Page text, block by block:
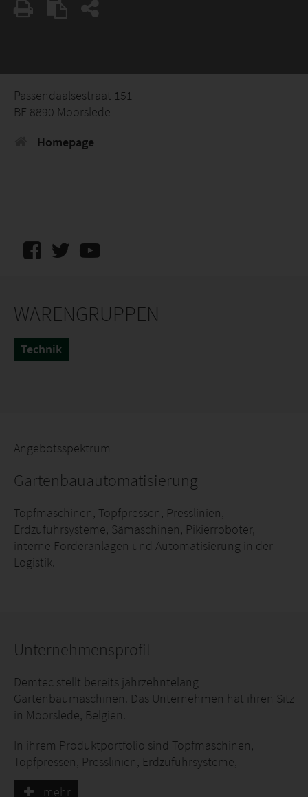
Passendaalsestraat 151
BE 8890 Moorslede
Homepage
WARENGRUPPEN
Technik
Angebotsspektrum
Gartenbauautomatisierung
Topfmaschinen, Topfpressen, Presslinien,
Erdzufuhrsysteme, Sämaschinen, Pikierroboter,
interne Förderanlagen und Automatisierung in der
Logistik.
Unternehmensprofil
Demtec stellt bereits jahrzehntelang
Gartenbaumaschinen. Das Unternehmen hat ihren Sitz
in Moorslede, Belgien.
In ihrem Produktportfolio sind Topfmaschinen,
Topfpressen, Presslinien, Erdzufuhrsysteme,
Sämaschinen, Pikierroboter, interne Förderanlagen
mehr